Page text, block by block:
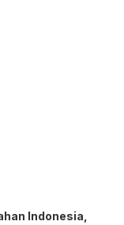
Indonesia,